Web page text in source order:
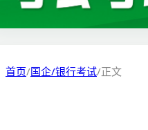
首页/国企/银行考试/正文